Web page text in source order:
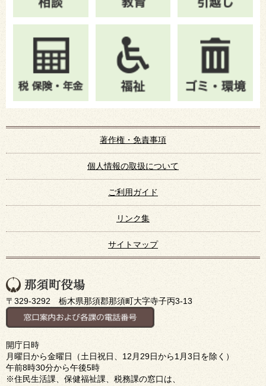
著作権・免責事項
個人情報の取扱について
ご利用ガイド
リンク集
サイトマップ
〒329-3292 栃木県那須郡那須町大字寺子丙3-13
開庁日時
月曜日から金曜日（土日祝日、12月29日から1月3日を除く）
午前8時30分から午後5時
※住民生活課、保健福祉課、税務課の窓口は、